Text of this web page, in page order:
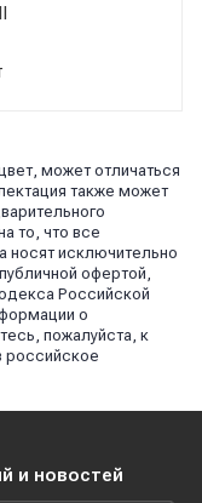
может отличаться
также может
то, что все
носят исключительно
офертой,
Российской
о
пожалуйста, к
российское
и новостей